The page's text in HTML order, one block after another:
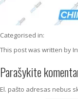
Categorised in:
This post was written by
Parašykite
El. pašto adresas nebus